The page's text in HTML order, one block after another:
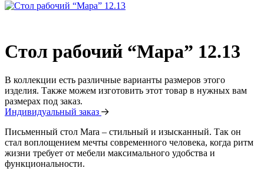
Стол рабочий “Мара” 12.13
В коллекции есть различные варианты размеров этого
изделия. Также можем изготовить этот товар в нужных вам
размерах под заказ.
Индивидуальный заказ
Письменный стол Mara – стильный и изысканный. Так он
стал воплощением мечты современного человека, когда ритм
жизни требует от мебели максимального удобства и
функциональности.